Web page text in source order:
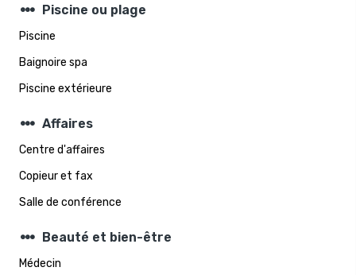
steppers Piscine ou plage
Piscine
Baignoire spa
Piscine extérieure
steppers Affaires
Centre d'affaires
Copieur et fax
Salle de conférence
steppers Beauté et bien-être
Médecin